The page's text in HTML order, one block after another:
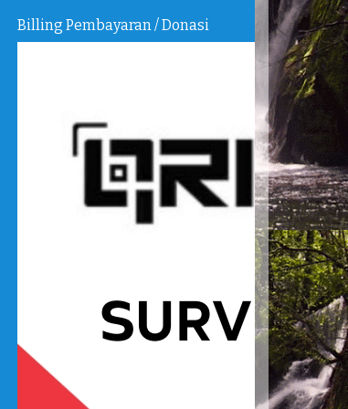
Billing Pembayaran / Donasi